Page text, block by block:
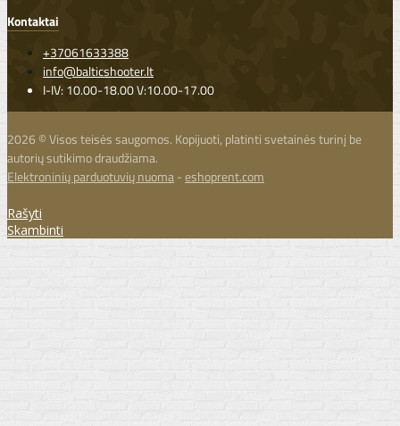
Kontaktai
+37061633388
info@balticshooter.lt
I-IV: 10.00-18.00 V:10.00-17.00
2026 © Visos teisės saugomos. Kopijuoti, platinti svetainės turinį be
autorių sutikimo draudžiama.
Elektroninių parduotuvių nuoma-eshoprent.com
Rašyti
Skambinti